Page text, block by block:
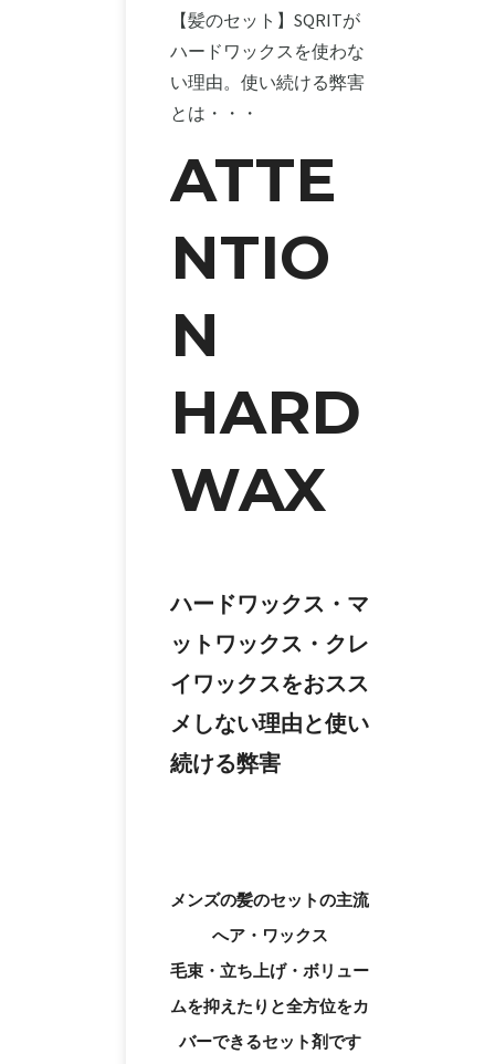
【髪のセット】SQRITが
ハードワックスを使わな
い理由。使い続ける弊害
とは・・・
ATTE
NTIO
N
HARD
WAX
ハードワックス・マ
ットワックス・クレ
イワックスをおスス
メしない理由と使い
続ける弊害
メンズの髪のセットの主流
へア・ワックス
毛束・立ち上げ・ボリュー
ムを抑えたりと全方位をカ
バーできるセット剤です